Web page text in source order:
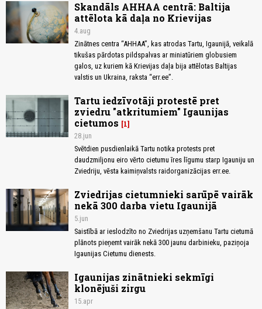
Skandāls AHHAA centrā: Baltija
attēlota kā daļa no Krievijas
4.aug
Zinātnes centra “AHHAA”, kas atrodas Tartu, Igaunijā, veikalā
tikušas pārdotas pildspalvas ar miniatūriem globusiem
galos, uz kuriem kā Krievijas daļa bija attēlotas Baltijas
valstis un Ukraina, raksta “err.ee”.
Tartu iedzīvotāji protestē pret
zviedru "atkritumiem" Igaunijas
cietumos
1
28.jun
Svētdien pusdienlaikā Tartu notika protests pret
daudzmiljonu eiro vērto cietumu īres līgumu starp Igauniju un
Zviedriju, vēsta kaimiņvalsts raidorganizācijas err.ee.
Zviedrijas cietumnieki sarūpē vairāk
nekā 300 darba vietu Igaunijā
5.jun
Saistībā ar ieslodzīto no Zviedrijas uzņemšanu Tartu cietumā
plānots pieņemt vairāk nekā 300 jaunu darbinieku, paziņoja
Igaunijas Cietumu dienests.
Igaunijas zinātnieki sekmīgi
klonējuši zirgu
15.apr